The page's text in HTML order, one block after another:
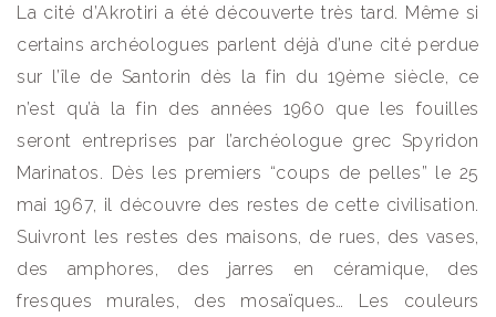
La cité d’Akrotiri a été découverte très tard. Même si
certains archéologues parlent déjà d’une cité perdue
sur l’île de Santorin dès la fin du 19ème siècle, ce
n’est qu’à la fin des années 1960 que les fouilles
seront entreprises par l’archéologue grec Spyridon
Marinatos. Dès les premiers “coups de pelles” le 25
mai 1967, il découvre des restes de cette civilisation.
Suivront les restes des maisons, de rues, des vases,
des amphores, des jarres en céramique, des
fresques murales, des mosaïques… Les couleurs